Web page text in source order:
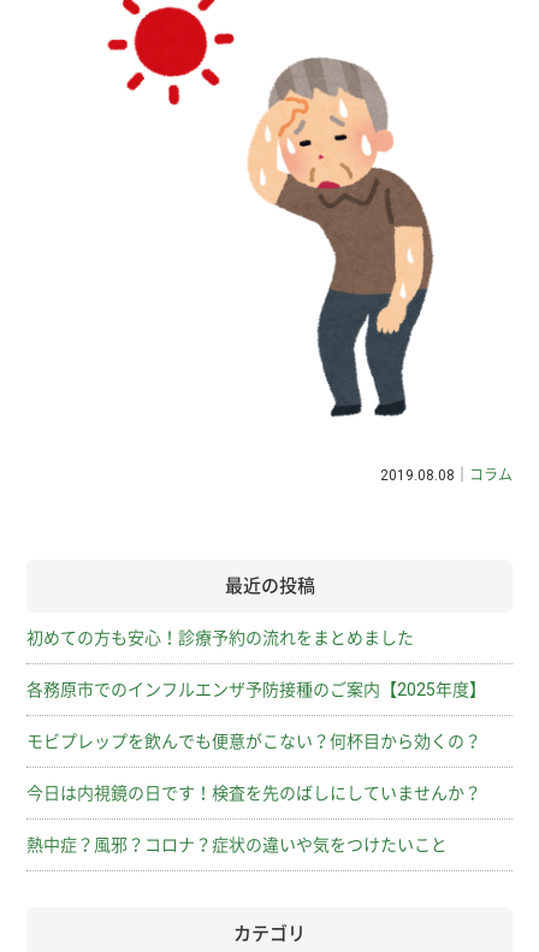
2019.08.08｜ コラム
最近の投稿
初めての方も安心！診療予約の流れをまとめました
各務原市でのインフルエンザ予防接種のご案内【2025年度】
モビプレップを飲んでも便意がこない？何杯目から効くの？
今日は内視鏡の日です！検査を先のばしにしていませんか？
熱中症？風邪？コロナ？症状の違いや気をつけたいこと
カテゴリ